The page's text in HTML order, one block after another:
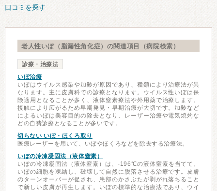
口コミを探す
老人性いぼ（脂漏性角化症）の関連項目（病院検索）
診療・治療法
いぼ治療
いぼはウイルス感染や加齢が原因であり、種類により治療法が異
なります。主に皮膚科での診療となります。ウイルス性いぼは保
険適用となることが多く、液体窒素療法や外用薬で治療します。
接触により広がるため早期発見・早期治療が大切です。加齢など
によるいぼは美容目的の除去となり、レーザー治療や電気焼灼な
どの自費診療となることが多いです。
切らない いぼ・ほくろ取り
医療レーザーを用いて、いぼやほくろなどを除去する治療法。
いぼの冷凍凝固法（液体窒素）
いぼの冷凍凝固法（液体窒素）は、-196℃の液体窒素を当てて、
いぼの細胞を凍結し、破壊して自然に脱落させる治療です。皮膚
のターンオーバーが促され、患部のかさぶたが剥がれ落ちること
で新しい皮膚が再生します。いぼの標準的な治療法であり、ウイ